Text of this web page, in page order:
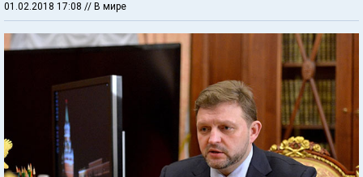
01.02.2018 17:08 // В мире